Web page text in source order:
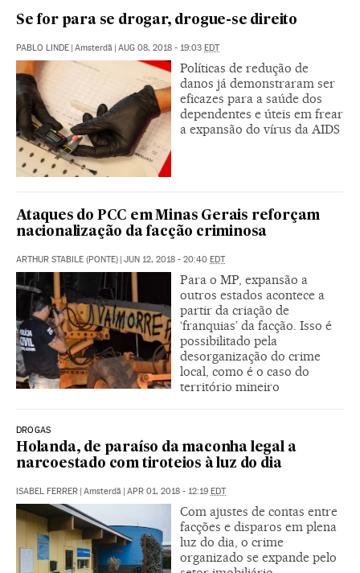
Se for para se drogar, drogue-se direito
PABLO LINDE | Amsterdã | AUG 08, 2018 - 19:03 EDT
Políticas de redução de
danos já demonstraram ser
eficazes para a saúde dos
dependentes e úteis em frear
a expansão do vírus da AIDS
Ataques do PCC em Minas Gerais reforçam
nacionalização da facção criminosa
ARTHUR STABILE (PONTE) | JUN 12, 2018 - 20:40 EDT
Para o MP, expansão a
outros estados acontece a
partir da criação de
‘franquias’ da facção. Isso é
possibilitado pela
desorganização do crime
local, como é o caso do
território mineiro
DROGAS
Holanda, de paraíso da maconha legal a
narcoestado com tiroteios à luz do dia
ISABEL FERRER | Amsterdã | APR 01, 2018 - 12:19 EDT
Com ajustes de contas entre
facções e disparos em plena
luz do dia, o crime
organizado se expande pelo